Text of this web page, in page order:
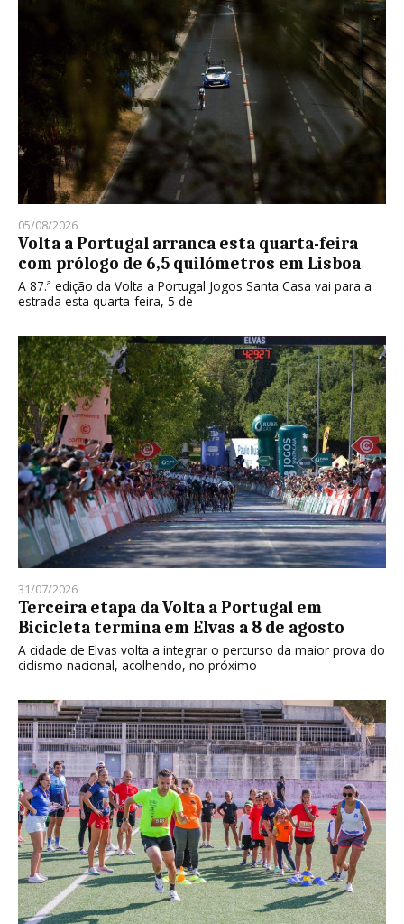
05/08/2026
Volta a Portugal arranca esta quarta-feira
com prólogo de 6,5 quilómetros em Lisboa
A 87.ª edição da Volta a Portugal Jogos Santa Casa vai para a
estrada esta quarta-feira, 5 de
31/07/2026
Terceira etapa da Volta a Portugal em
Bicicleta termina em Elvas a 8 de agosto
A cidade de Elvas volta a integrar o percurso da maior prova do
ciclismo nacional, acolhendo, no próximo